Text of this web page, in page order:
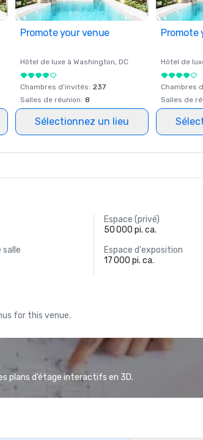
Promote your venue
Hôtel de luxe à Washington, DC
Chambres d'invités: 237
Salles de réunion: 8
Sélectionnez un lieu
Promote
Hôtel de
Chambres
Salles de
Espace (privé)
50 000 pi. ca.
salle
Espace d'exposition
17 000 pi. ca.
for this venue.
plans d’étage interactifs en 3D.